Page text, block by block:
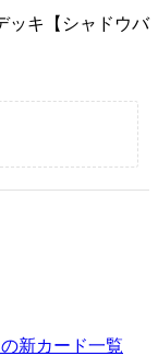
ッキ【シャドウバ
新カード一覧